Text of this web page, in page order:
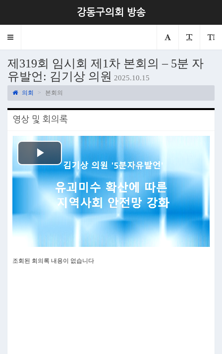
강동구의회 방송
Toggle
제319회 임시회 제1차 본회의 – 5분 자
유발언: 김기상 의원
2025.10.15
의회 본회의
영상 및 회의록
Play
Video
조회된 회의록 내용이 없습니다